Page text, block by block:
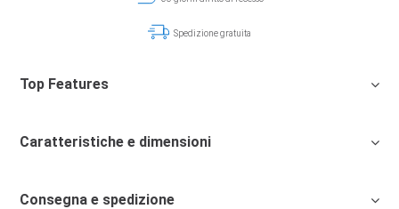
Spedizione gratuita
Top Features
Caratteristiche e dimensioni
Consegna e spedizione